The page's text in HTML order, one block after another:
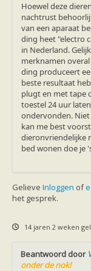
Meer
Vlendag
Overige
Overig
Naar het
Hoewel deze
nachtrust
van een aparaat
ding heet "electro
in Nederland.
merknamen
ding produceert
beste resultaat
plugt en met tape
toestel 24 uur
ondervonden.
kan me best
dieronvriendelijke
bed wonen doe je
Gelieve Inloggen of
het gesprek.
14 jaren 2 weken
Beantwoord door
onder de nok!